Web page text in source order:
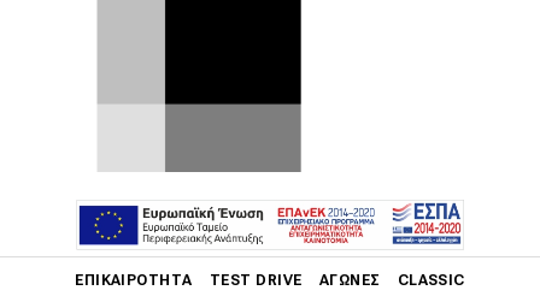
ΕΠΙΚΑΙΡΌΤΗΤΑ TEST DRIVE ΑΓΏΝΕΣ CLASSIC
Το έχουν εκεί στην Αμερική να ντύνουν